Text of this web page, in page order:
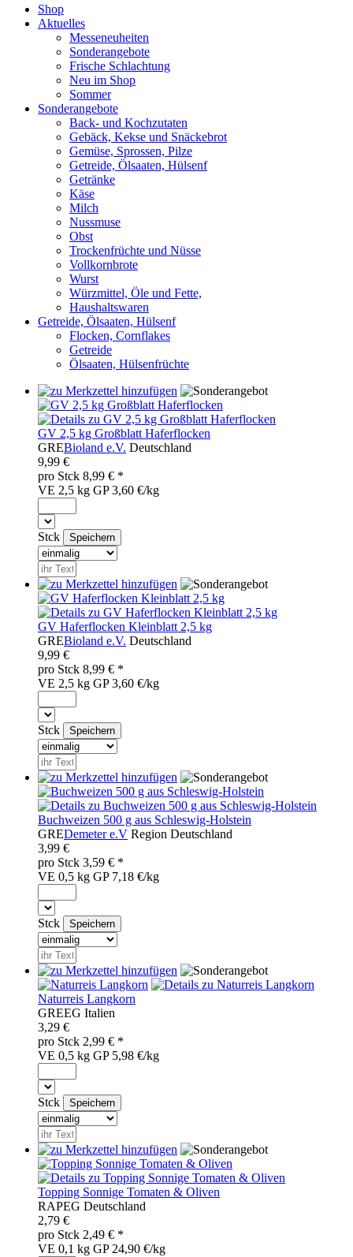
Shop
Aktuelles
Messeneuheiten
Sonderangebote
Frische Schlachtung
Neu im Shop
Sommer
Sonderangebote
Back- und Kochzutaten
Gebäck, Kekse und Snäckebrot
Gemüse, Sprossen, Pilze
Getreide, Ölsaaten, Hülsenf
Getränke
Käse
Milch
Nussmuse
Obst
Trockenfrüchte und Nüsse
Vollkornbrote
Wurst
Würzmittel, Öle und Fette,
Haushaltswaren
Getreide, Ölsaaten, Hülsenf
Flocken, Cornflakes
Getreide
Ölsaaten, Hülsenfrüchte
GV 2,5 kg Großblatt Haferflocken
GREBioland e.V. Deutschland
9,99 €
pro Stck 8,99 € *
VE 2,5 kg GP 3,60 €/kg
Stck
GV Haferflocken Kleinblatt 2,5 kg
GREBioland e.V. Deutschland
9,99 €
pro Stck 8,99 € *
VE 2,5 kg GP 3,60 €/kg
Stck
Buchweizen 500 g aus Schleswig-Holstein
GREDemeter e.V Region Deutschland
3,99 €
pro Stck 3,59 € *
VE 0,5 kg GP 7,18 €/kg
Stck
Naturreis Langkorn
GREEG Italien
3,29 €
pro Stck 2,99 € *
VE 0,5 kg GP 5,98 €/kg
Stck
Topping Sonnige Tomaten & Oliven
RAPEG Deutschland
2,79 €
pro Stck 2,49 € *
VE 0,1 kg GP 24,90 €/kg